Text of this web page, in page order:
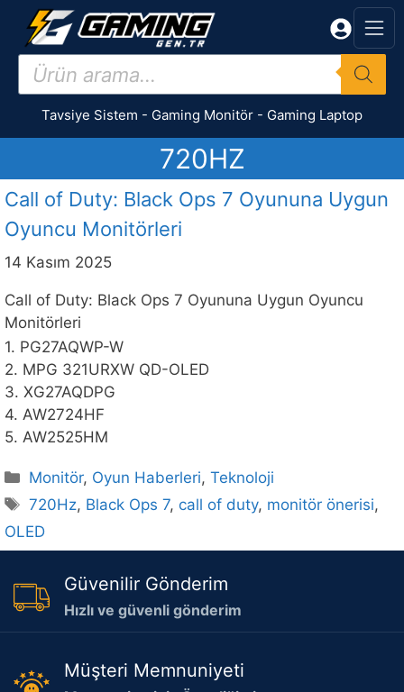
İçeriğe
Products
search
Tavsiye Sistem - Gaming Monitör - Gaming Laptop
720HZ
Call of Duty: Black Ops 7 Oyununa Uygun
Oyuncu Monitörleri
14 Kasım 2025
Call of Duty: Black Ops 7 Oyununa Uygun Oyuncu
Monitörleri
1. PG27AQWP-W
2. MPG 321URXW QD-OLED
3. XG27AQDPG
4. AW2724HF
5. AW2525HM
Kategoriler
Monitör, Oyun Haberleri,Teknoloji
Etiketler
720Hz, Black Ops 7, call of duty, monitör önerisi,
OLED
Güvenilir Gönderim
Hızlı ve güvenli gönderim
Müşteri Memnuniyeti